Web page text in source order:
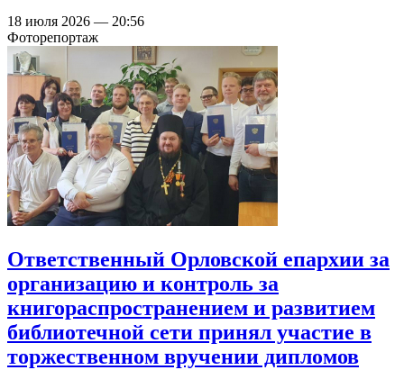
18 июля 2026 — 20:56
Фоторепортаж
Ответственный Орловской епархии за
организацию и контроль за
книгораспространением и развитием
библиотечной сети принял участие в
торжественном вручении дипломов